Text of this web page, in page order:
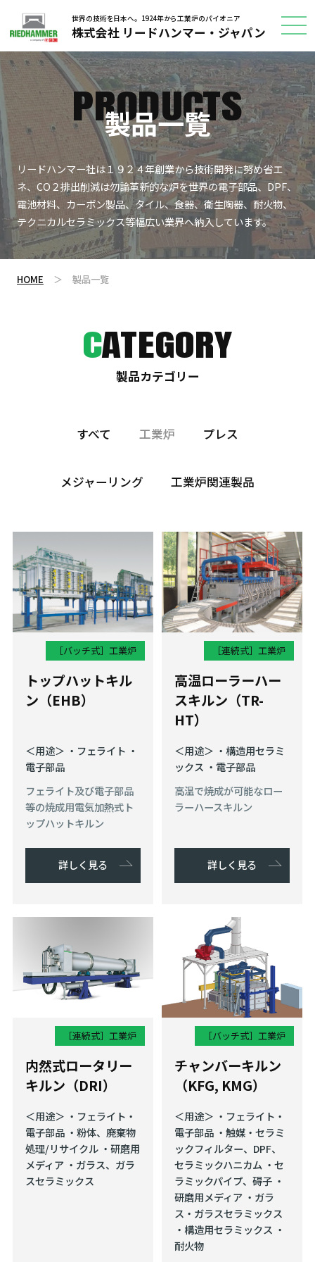
世界の技術を日本へ。1924年から工業炉のパイオニア
株式会社 リードハンマー・ジャパン
PRODUCTS
製品一覧
リードハンマー社は１９２４年創業から技術開発に努め省エ
ネ、CO２排出削減は勿論革新的な炉を世界の電子部品、DPF、
電池材料、カーボン製品、タイル、食器、衛生陶器、耐火物、
テクニカルセラミックス等幅広い業界へ納入しています。
HOME ＞ 製品一覧
CATEGORY
製品カテゴリー
すべて 工業炉 プレス
メジャーリング 工業炉関連製品
［バッチ式］工業炉
トップハットキル
ン（EHB）
＜用途＞ ・フェライト ・
電⼦部品
フェライト及び電子部品
等の焼成用電気加熱式ト
ップハットキルン
詳しく見る
［連続式］工業炉
高温ローラーハー
スキルン（TR-
HT）
＜用途＞ ・構造⽤セラミ
ックス ・電子部品
高温で焼成が可能なロー
ラーハースキルン
詳しく見る
［連続式］ 工業炉
内然式ロータリー
キルン（DRI）
＜用途＞ ・フェライト・
電⼦部品 ・粉体、廃棄物
処理/リサイクル ・研磨⽤
メディア ・ガラス、ガラ
スセラミックス
［バッチ式］ 工業炉
チャンバーキルン
（KFG, KMG）
＜用途＞ ・フェライト・
電⼦部品 ・触媒・セラミ
ックフィルター、DPF、
セラミックハニカム ・セ
ラミックパイプ、碍⼦ ・
研磨⽤メディア ・ガラ
ス・ガラスセラミックス
・構造⽤セラミックス ・
耐火物